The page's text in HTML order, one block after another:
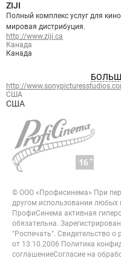
США
США
http://
Канада
Канада
http://www.ziji.ca
ZIJI
Полный комплекс услуг для
мировая дистрибуция.
© ООО «Профисинема» При
другом использовании любых
ПрофиСинема активная
обязательна.
"Роспечать". Свидетельство о
от 13.10.2006 Политика
соглашениеСогласие на